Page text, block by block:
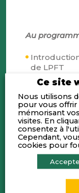
Au
de LPFT
Etat de
chiffrées
Prospective
Avec les
Charles-
Ce site
Nous utilisons
pour vous
mémorisant
visites. En
consentez à
Cependant,
cookies pour